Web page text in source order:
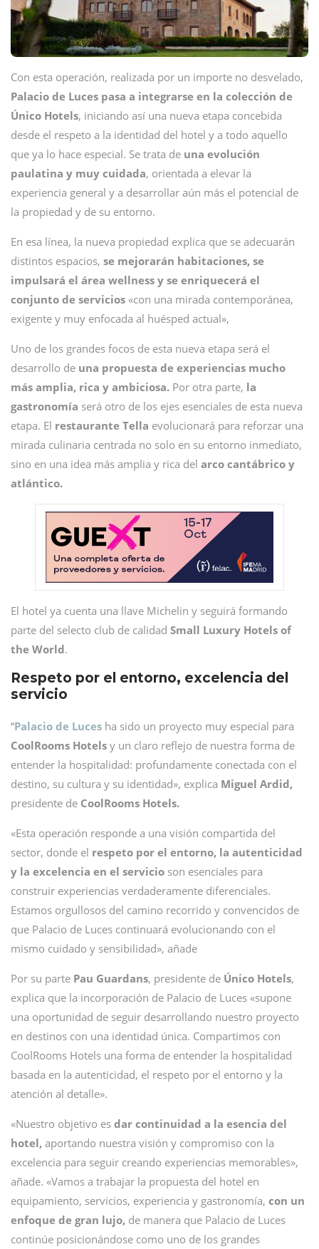
Con esta operación, realizada por un importe no desvelado,
Palacio de Luces pasa a integrarse en la colección de
Único Hotels, iniciando así una nueva etapa concebida
desde el respeto a la identidad del hotel y a todo aquello
que ya lo hace especial. Se trata de una evolución
paulatina y muy cuidada, orientada a elevar la
experiencia general y a desarrollar aún más el potencial de
la propiedad y de su entorno.
En esa línea, la nueva propiedad explica que se adecuarán
distintos espacios, se mejorarán habitaciones, se
impulsará el área wellness y se enriquecerá el
conjunto de servicios «con una mirada contemporánea,
exigente y muy enfocada al huésped actual»,
Uno de los grandes focos de esta nueva etapa será el
desarrollo de una propuesta de experiencias mucho
más amplia, rica y ambiciosa. Por otra parte, la
gastronomía será otro de los ejes esenciales de esta nueva
etapa. El restaurante Tella evolucionará para reforzar una
mirada culinaria centrada no solo en su entorno inmediato,
sino en una idea más amplia y rica del arco cantábrico y
atlántico.
El hotel ya cuenta una llave Michelin y seguirá formando
parte del selecto club de calidad Small Luxury Hotels of
the World.
Respeto por el entorno, excelencia del
servicio
“Palacio de Luces ha sido un proyecto muy especial para
CoolRooms Hotels y un claro reflejo de nuestra forma de
entender la hospitalidad: profundamente conectada con el
destino, su cultura y su identidad», explica Miguel Ardid,
presidente de CoolRooms Hotels.
«Esta operación responde a una visión compartida del
sector, donde el respeto por el entorno, la autenticidad
y la excelencia en el servicio son esenciales para
construir experiencias verdaderamente diferenciales.
Estamos orgullosos del camino recorrido y convencidos de
que Palacio de Luces continuará evolucionando con el
mismo cuidado y sensibilidad», añade
Por su parte Pau Guardans, presidente de Único Hotels,
explica que la incorporación de Palacio de Luces «supone
una oportunidad de seguir desarrollando nuestro proyecto
en destinos con una identidad única. Compartimos con
CoolRooms Hotels una forma de entender la hospitalidad
basada en la autenticidad, el respeto por el entorno y la
atención al detalle».
«Nuestro objetivo es dar continuidad a la esencia del
hotel, aportando nuestra visión y compromiso con la
excelencia para seguir creando experiencias memorables»,
añade. «Vamos a trabajar la propuesta del hotel en
equipamiento, servicios, experiencia y gastronomía, con un
enfoque de gran lujo, de manera que Palacio de Luces
continúe posicionándose como uno de los grandes